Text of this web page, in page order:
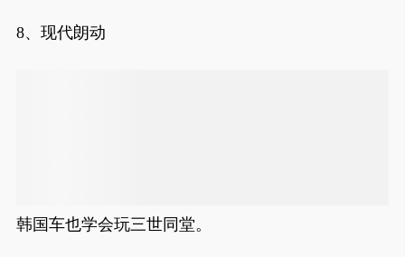
8、现代朗动
韩国车也学会玩三世同堂。